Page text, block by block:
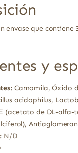
envase que
y
Camomila, Óxido
acidophilus,
(acetato de DL-alfa-
N/D